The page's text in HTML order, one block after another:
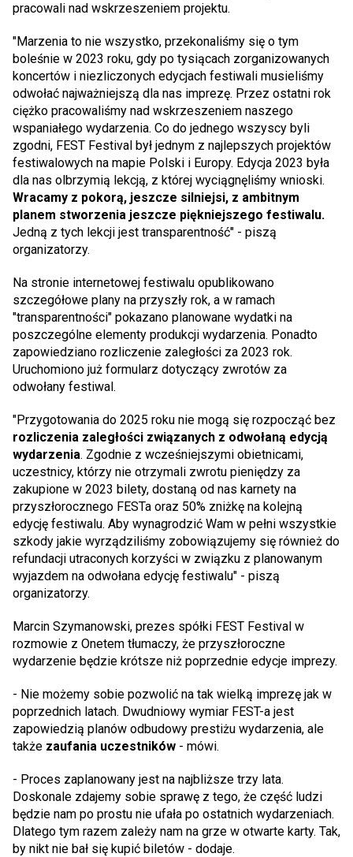
pracowali nad wskrzeszeniem projektu.
"Marzenia to nie wszystko, przekonaliśmy się o tym
boleśnie w 2023 roku, gdy po tysiącach zorganizowanych
koncertów i niezliczonych edycjach festiwali musieliśmy
odwołać najważniejszą dla nas imprezę. Przez ostatni rok
ciężko pracowaliśmy nad wskrzeszeniem naszego
wspaniałego wydarzenia. Co do jednego wszyscy byli
zgodni, FEST Festival był jednym z najlepszych projektów
festiwalowych na mapie Polski i Europy. Edycja 2023 była
dla nas olbrzymią lekcją, z której wyciągnęliśmy wnioski.
Wracamy z pokorą, jeszcze silniejsi, z ambitnym
planem stworzenia jeszcze piękniejszego festiwalu.
Jedną z tych lekcji jest transparentność" - piszą
organizatorzy.
Na stronie internetowej festiwalu opublikowano
szczegółowe plany na przyszły rok, a w ramach
"transparentności" pokazano planowane wydatki na
poszczególne elementy produkcji wydarzenia. Ponadto
zapowiedziano rozliczenie zaległości za 2023 rok.
Uruchomiono już formularz dotyczący zwrotów za
odwołany festiwal.
"Przygotowania do 2025 roku nie mogą się rozpocząć bez
rozliczenia zaległości związanych z odwołaną edycją
wydarzenia. Zgodnie z wcześniejszymi obietnicami,
uczestnicy, którzy nie otrzymali zwrotu pieniędzy za
zakupione w 2023 bilety, dostaną od nas karnety na
przyszłorocznego FESTa oraz 50% zniżkę na kolejną
edycję festiwalu. Aby wynagrodzić Wam w pełni wszystkie
szkody jakie wyrządziliśmy zobowiązujemy się również do
refundacji utraconych korzyści w związku z planowanym
wyjazdem na odwołana edycję festiwalu" - piszą
organizatorzy.
Marcin Szymanowski, prezes spółki FEST Festival w
rozmowie z Onetem tłumaczy, że przyszłoroczne
wydarzenie będzie krótsze niż poprzednie edycje imprezy.
- Nie możemy sobie pozwolić na tak wielką imprezę jak w
poprzednich latach. Dwudniowy wymiar FEST-a jest
zapowiedzią planów odbudowy prestiżu wydarzenia, ale
także zaufania uczestników - mówi.
- Proces zaplanowany jest na najbliższe trzy lata.
Doskonale zdajemy sobie sprawę z tego, że część ludzi
będzie nam po prostu nie ufała po ostatnich wydarzeniach.
Dlatego tym razem zależy nam na grze w otwarte karty. Tak,
by nikt nie bał się kupić biletów - dodaje.